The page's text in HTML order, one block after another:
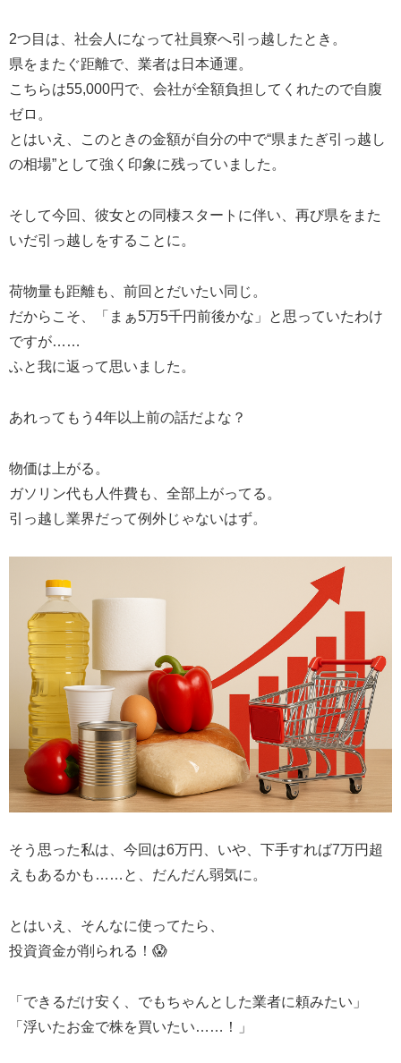
2つ目は、社会人になって社員寮へ引っ越したとき。
県をまたぐ距離で、業者は日本通運。
こちらは55,000円で、会社が全額負担してくれたので自腹
ゼロ。
とはいえ、このときの金額が自分の中で“県またぎ引っ越し
の相場”として強く印象に残っていました。
そして今回、彼女との同棲スタートに伴い、再び県をまた
いだ引っ越しをすることに。
荷物量も距離も、前回とだいたい同じ。
だからこそ、「まぁ5万5千円前後かな」と思っていたわけ
ですが……
ふと我に返って思いました。
あれってもう4年以上前の話だよな？
物価は上がる。
ガソリン代も人件費も、全部上がってる。
引っ越し業界だって例外じゃないはず。
そう思った私は、今回は6万円、いや、下手すれば7万円超
えもあるかも……と、だんだん弱気に。
とはいえ、そんなに使ってたら、
投資資金が削られる！😱
「できるだけ安く、でもちゃんとした業者に頼みたい」
「浮いたお金で株を買いたい……！」